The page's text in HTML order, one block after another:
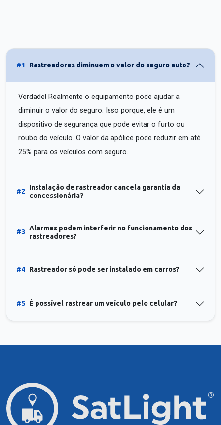
#1 Rastreadores diminuem o valor do seguro auto?
Verdade! Realmente o equipamento pode ajudar a
diminuir o valor do seguro. Isso porque, ele é um
dispositivo de segurança que pode evitar o furto ou
roubo do veículo. O valor da apólice pode reduzir em até
25% para os veículos com seguro.
#2
Instalação de rastreador cancela garantia da
concessionária?
#3
Alarmes podem interferir no funcionamento dos
rastreadores?
#4 Rastreador só pode ser instalado em carros?
#5 É possível rastrear um veículo pelo celular?